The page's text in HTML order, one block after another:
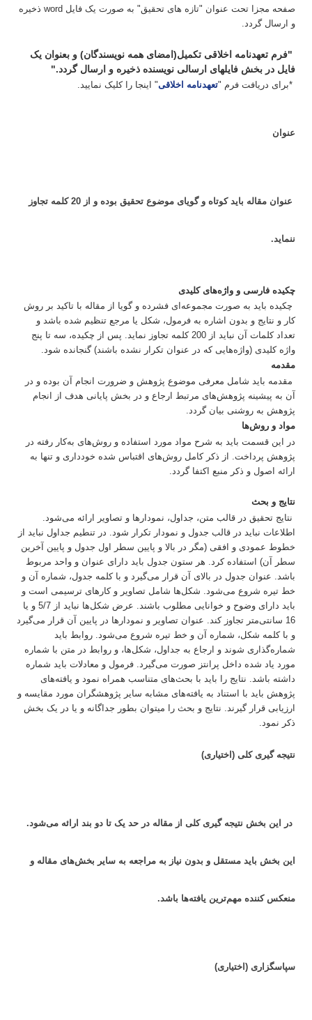
صفحه مجزا تحت عنوان "تازه های تحقیق" به صورت یک فایل word ذخیره
و ارسال گردد.
"فرم تعهدنامه اخلاقی تکمیل(امضای همه نویسندگان) و بعنوان یک
فایل در بخش فایلهای ارسالی نویسنده ذخیره و ارسال گردد."
*برای دریافت فرم "تعهدنامه اخلاقی" اینجا را کلیک نمایید.
عنوان
عنوان مقاله باید کوتاه و گویای موضوع تحقیق بوده و از 20 کلمه تجاوز
ننماید.
چکیده فارسی و واژههای کلیدی
چکیده باید به صورت مجموعه‌ای فشرده و گویا از مقاله با تاکید بر روش
کار و نتایج و بدون اشاره به فرمول، شکل یا مرجع تنظیم شده باشد و
تعداد کلمات آن نباید از 200 کلمه تجاوز نماید. پس از چکیده، سه تا پنج
واژه کلیدی (واژه‌هایی که در عنوان تکرار نشده باشند) گنجانده شود.
مقدمه
مقدمه باید شامل معرفی موضوع پژوهش و ضرورت انجام آن بوده و در
آن به پیشینه پژوهش‌های مرتبط ارجاع و در بخش پایانی هدف از انجام
پژوهش به روشنی بیان گردد.
مواد و روشها
در این قسمت باید به شرح مواد مورد استفاده و روش‌های به‌کار رفته در
پژوهش پرداخت. از ذکر کامل روش‌های اقتباس شده خودداری و تنها به
ارائه اصول و ذکر منبع اکتفا گردد.
نتایج و بحث
نتایج تحقیق در قالب متن، جداول، نمودارها و تصاویر ارائه می‌شود.
اطلاعات نباید در قالب جدول و نمودار تکرار شود. در تنطیم جداول نباید از
خطوط عمودی و افقی (مگر در بالا و پایین سطر اول جدول و پایین آخرین
سطر آن) استفاده کرد. هر ستون جدول باید دارای عنوان و واحد مربوط
باشد. عنوان جدول در بالای آن قرار می‌گیرد و با کلمه جدول، شماره آن و
خط تیره شروع می‌شود. شکل‌ها شامل تصاویر و کارهای ترسیمی است و
باید دارای وضوح و خوانایی مطلوب باشند. عرض شکل‌ها نباید از 5/7 و یا
16 سانتی‌متر تجاوز کند. عنوان تصاویر و نمودارها در پایین آن قرار می‌گیرد
و با کلمه شکل، شماره آن و خط تیره شروع می‌شود. روابط باید
شماره‌گذاری شوند و ارجاع به جداول، شکل‌ها، و روابط در متن با شماره
مورد یاد شده داخل پرانتز صورت می‌گیرد. فرمول و معادلات باید شماره
داشته باشد. نتایج را باید با بحث‌های متناسب همراه نمود و یافته‌های
پژوهش باید با استناد به یافته‌های مشابه سایر پژوهشگران مورد مقایسه و
ارزیابی قرار گیرند. نتایج و بحث را میتوان بطور جداگانه و یا در یک بخش
ذکر نمود.
نتیجه گیری کلی (اختیاری)
در این بخش نتیجه گیری کلی از مقاله در حد یک تا دو بند ارائه می‌شود.
این بخش باید مستقل و بدون نیاز به مراجعه به سایر بخش‌های مقاله و
منعکس کننده مهم‌ترین یافته‌ها باشد.
سپاسگزاری (اختیاری)